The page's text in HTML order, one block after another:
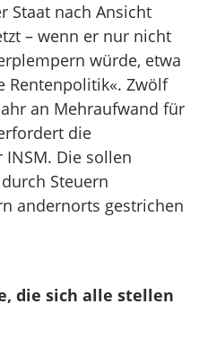
Staat nach Ansicht
– wenn er nur nicht
würde, etwa
Rentenpolitik«. Zwölf
an Mehraufwand für
die
INSM. Die sollen
Steuern
andernorts gestrichen
die sich alle stellen